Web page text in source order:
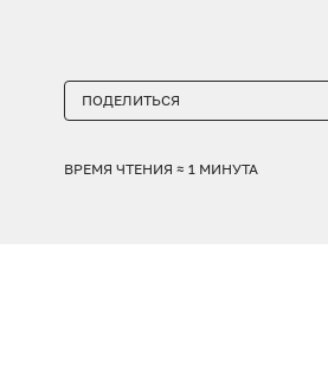
ПОДЕЛИТЬСЯ
ВРЕМЯ ЧТЕНИЯ ≈ 1 МИНУТА